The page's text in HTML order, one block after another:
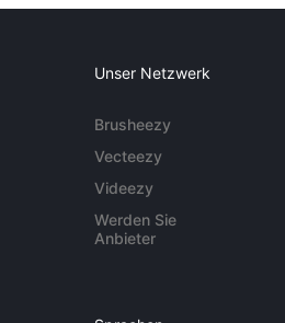
Unser Netzwerk
Brusheezy
Vecteezy
Videezy
Werden Sie
Anbieter